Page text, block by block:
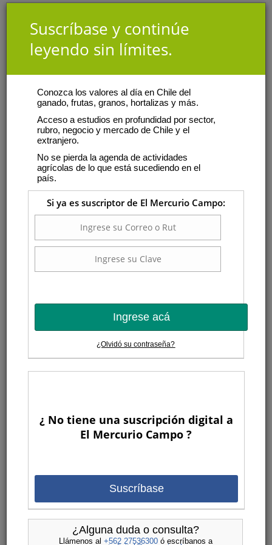
Suscríbase y continúe
leyendo sin límites.
Conozca los valores al día en Chile del
ganado, frutas, granos, hortalizas y más.
Acceso a estudios en profundidad por sector,
rubro, negocio y mercado de Chile y el
extranjero.
No se pierda la agenda de actividades
agrícolas de lo que está sucediendo en el
país.
Si ya es suscriptor de El Mercurio Campo:
Ingrese acá
¿Olvidó su contraseña?
¿ No tiene una suscripción digital a
El Mercurio Campo ?
Suscríbase
¿Alguna duda o consulta?
Llámenos al +562 27536300ó escríbanos a